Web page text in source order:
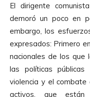
d
e
A
u
d
i
o
El dirigente
demoró un poco en
embargo, los
expresados: Primero
nacionales de los que
las políticas públicas
violencia y el combate
activos, que